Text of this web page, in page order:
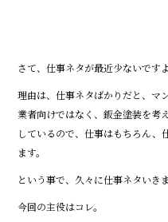
k
さて、仕事ネタが最近少ないですよ
理由は、仕事ネタばかりだと、マ
業者向けではなく、鈑金塗装を考
しているので、仕事はもちろん、
ます。
という事で、久々に仕事ネタいき
今回の主役はコレ。